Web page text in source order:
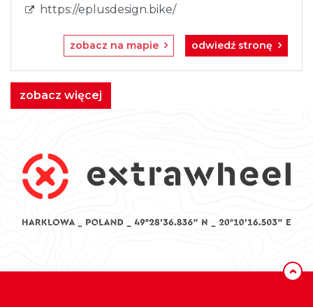
https://eplusdesign.bike/
zobacz na mapie odwiedź stronę
zobacz więcej
‹